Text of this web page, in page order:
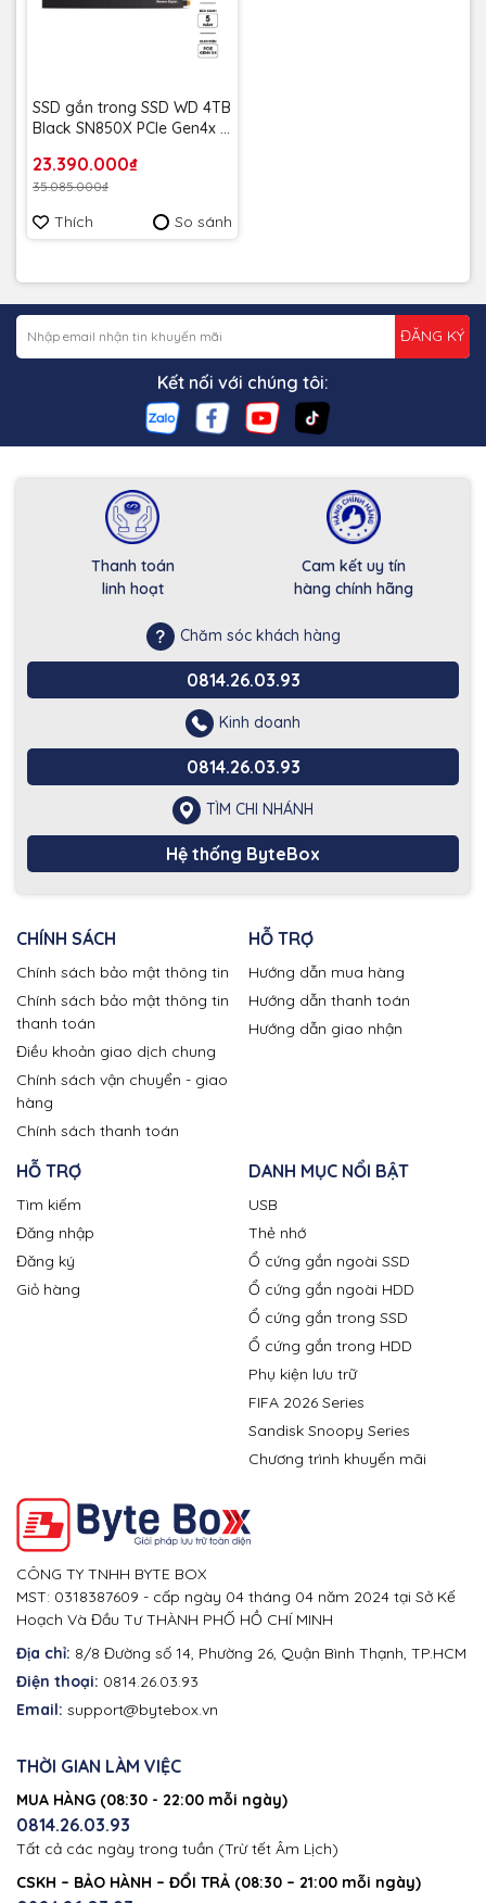
SSD gắn trong SSD WD 4TB
Black SN850X PCle Gen4x 4
Bảo Hành 5 năm
23.390.000₫
35.085.000₫
Thích So sánh
ĐĂNG KÝ
Kết nối với chúng tôi:
Thanh toán
linh hoạt
Cam kết uy tín
hàng chính hãng
Chăm sóc khách hàng
0814.26.03.93
Kinh doanh
0814.26.03.93
TÌM CHI NHÁNH
Hệ thống ByteBox
CHÍNH SÁCH
Chính sách bảo mật thông tin
Chính sách bảo mật thông tin
thanh toán
Điều khoản giao dịch chung
Chính sách vận chuyển - giao
hàng
Chính sách thanh toán
HỖ TRỢ
Hướng dẫn mua hàng
Hướng dẫn thanh toán
Hướng dẫn giao nhận
HỖ TRỢ
Tìm kiếm
Đăng nhập
Đăng ký
Giỏ hàng
DANH MỤC NỔI BẬT
USB
Thẻ nhớ
Ổ cứng gắn ngoài SSD
Ổ cứng gắn ngoài HDD
Ổ cứng gắn trong SSD
Ổ cứng gắn trong HDD
Phụ kiện lưu trữ
FIFA 2026 Series
Sandisk Snoopy Series
Chương trình khuyến mãi
CÔNG TY TNHH BYTE BOX
MST: 0318387609 - cấp ngày 04 tháng 04 năm 2024 tại Sở Kế
Hoạch Và Đầu Tư THÀNH PHỐ HỒ CHÍ MINH
Địa chỉ: 8/8 Đường số 14, Phường 26, Quận Bình Thạnh, TP.HCM
Điện thoại: 0814.26.03.93
Email: support@bytebox.vn
THỜI GIAN LÀM VIỆC
MUA HÀNG (08:30 - 22:00 mỗi ngày)
0814.26.03.93
Tất cả các ngày trong tuần (Trừ tết Âm Lịch)
CSKH – BẢO HÀNH – ĐỔI TRẢ (08:30 – 21:00 mỗi ngày)